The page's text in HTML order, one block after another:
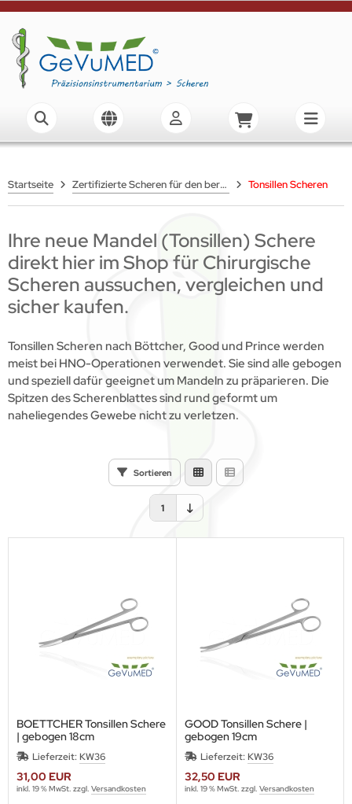
Startseite Zertifizierte Scheren für den beruflichen Einsatz Tonsillen Scheren
Ihre neue Mandel (Tonsillen) Schere
direkt hier im Shop für Chirurgische
Scheren aussuchen, vergleichen und
sicher kaufen.
Tonsillen Scheren nach Böttcher, Good und Prince werden
meist bei HNO-Operationen verwendet. Sie sind alle gebogen
und speziell dafür geeignet um Mandeln zu präparieren. Die
Spitzen des Scherenblattes sind rund geformt um
naheliegendes Gewebe nicht zu verletzen.
Sortieren
1
BOETTCHER Tonsillen Schere
| gebogen 18cm
Lieferzeit: KW36
31,00 EUR
inkl. 19 % MwSt. zzgl. Versandkosten
GOOD Tonsillen Schere |
gebogen 19cm
Lieferzeit: KW36
32,50 EUR
inkl. 19 % MwSt. zzgl. Versandkosten